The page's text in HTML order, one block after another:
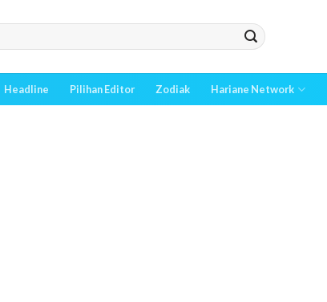
Headline Pilihan Editor Zodiak Hariane Network